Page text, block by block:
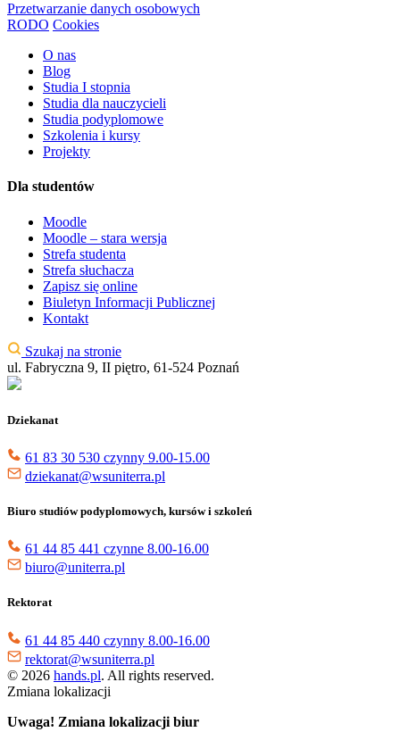
Przetwarzanie danych osobowych
RODO Cookies
O nas
Blog
Studia I stopnia
Studia dla nauczycieli
Studia podyplomowe
Szkolenia i kursy
Projekty
Dla studentów
Moodle
Moodle – stara wersja
Strefa studenta
Strefa słuchacza
Zapisz się online
Biuletyn Informacji Publicznej
Kontakt
Szukaj na stronie
ul. Fabryczna 9, II piętro, 61-524 Poznań
Dziekanat
61 83 30 530 czynny 9.00-15.00
dziekanat@wsuniterra.pl
Biuro studiów podyplomowych, kursów i szkoleń
61 44 85 441 czynne 8.00-16.00
biuro@uniterra.pl
Rektorat
61 44 85 440 czynny 8.00-16.00
rektorat@wsuniterra.pl
© 2026 hands.pl. All rights reserved.
Zmiana lokalizacji
Uwaga! Zmiana lokalizacji biur